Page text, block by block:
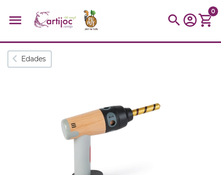
Búsquedas populares
0
Edades